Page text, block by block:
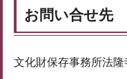
お問い合せ先
文化財保存事務所法隆